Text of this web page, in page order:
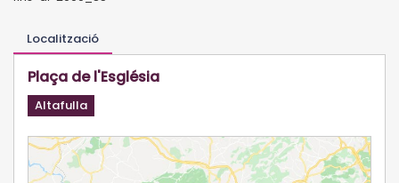
Localització
Plaça de l'Església
Altafulla